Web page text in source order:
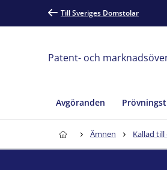
Till Sveriges Domstolar
Patent- och
Avgöranden
Ämnen Kallad